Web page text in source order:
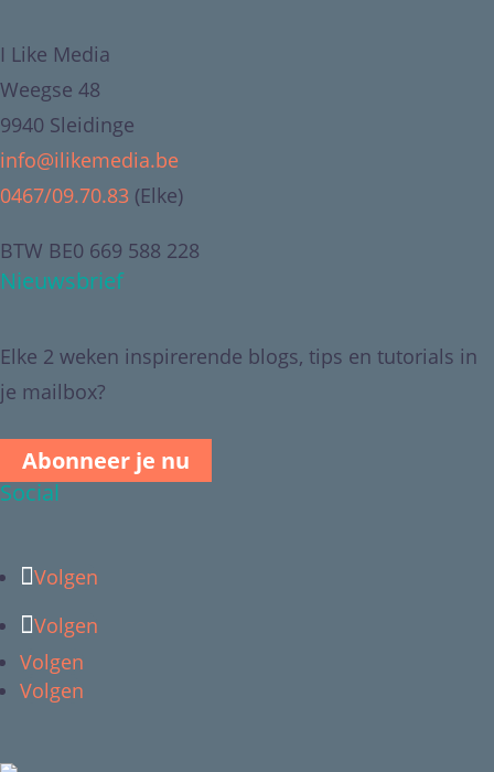
I Like Media
Weegse 48
9940 Sleidinge
info@ilikemedia.be
0467/09.70.83 (Elke)
BTW BE0 669 588 228
Nieuwsbrief
Elke 2 weken inspirerende blogs, tips en tutorials in
je mailbox?
Abonneer je nu
Social
Volgen
Volgen
Volgen
Volgen